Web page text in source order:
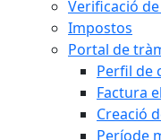
Verificació
Impostos
Portal de
Perfil de
Factura
Creació
Període